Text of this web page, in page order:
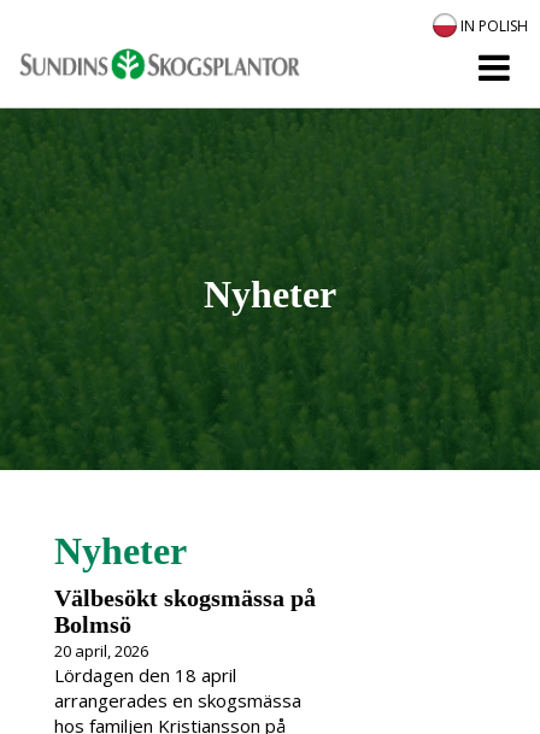
IN POLISH
Nyheter
Nyheter
Välbesökt skogsmässa på
Bolmsö
20 april, 2026
Lördagen den 18 april
arrangerades en skogsmässa
hos familjen Kristiansson på